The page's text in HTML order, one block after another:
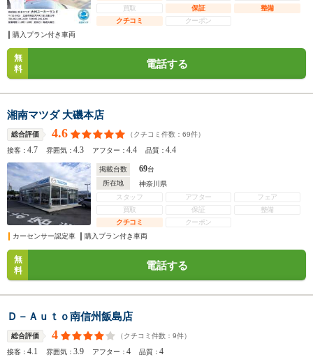
買取
保証
整備
クチコミ
クーポン
購入プラン付き車両
無
料
電話する
湘南マツダ 大磯本店
総合評価 4.6 （クチコミ件数： 69件）
接客：4.7 雰囲気：4.3 アフター：4.4 品質：4.4
掲載台数 69台
所在地
神奈川県
スタッフ
アフター
フェア
買取
保証
整備
クチコミ
クーポン
カーセンサー認定車
購入プラン付き車両
無
料
電話する
Ｄ－Ａｕｔｏ南信州飯島店
総合評価 4 （クチコミ件数： 9件）
接客：4.1 雰囲気：3.9 アフター：4 品質：4